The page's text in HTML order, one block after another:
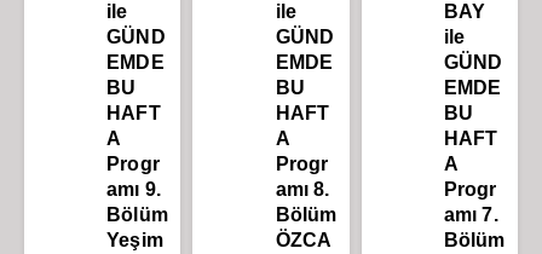
ile
GÜND
EMDE
BU
HAFT
A
Progr
amı 9.
Bölüm
Yeşim
ile
GÜND
EMDE
BU
HAFT
A
Progr
amı 8.
Bölüm
ÖZCA
BAY
ile
GÜND
EMDE
BU
HAFT
A
Progr
amı 7.
Bölüm